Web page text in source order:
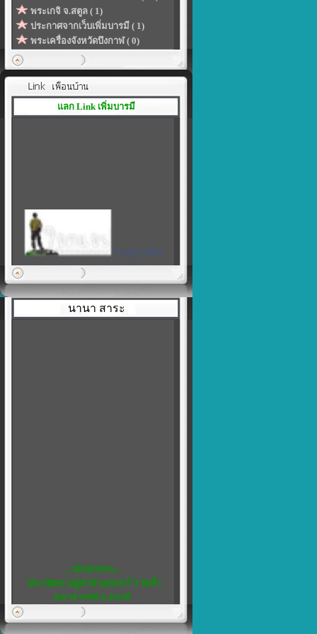
พระเกจิ จ.สตูล ( 1)
ประกาศจากเว็บเพิ่มบารมี ( 1)
พระเครื่องจังหวัดบึงกาฬ ( 0)
แลก Link เพิ่มบารมี
ร้านพระเครื่อง
เพิ่มบารมี
สร้างลิงค์ของโปรไฟล์ในแบบที่
เป็นตัวคุณเอง
นานา สาระ
....นักเลงพระ....
ประวัติหลวงปู่คำมี พุทธสาโร วัดถ้ำ
คูหาสวรรค์ จ.ลพบุรี
พิเศษ...5
เชิญชวน สมาชิกทุกท่าน แสดงความ